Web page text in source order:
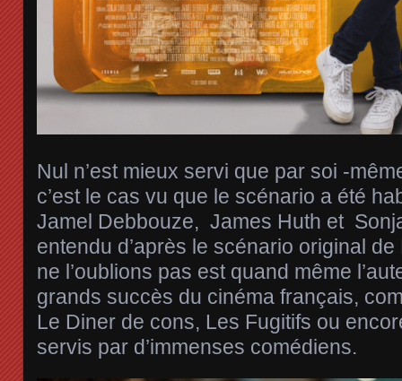
Nul n’est mieux servi que par soi -
c’est le cas vu que le scénario a été
Jamel Debbouze, James Huth et
entendu d’après le scénario original
ne l’oublions pas est quand même
grands succès du cinéma français,
Le Diner de cons, Les Fugitifs ou
servis par d’immenses comédiens.